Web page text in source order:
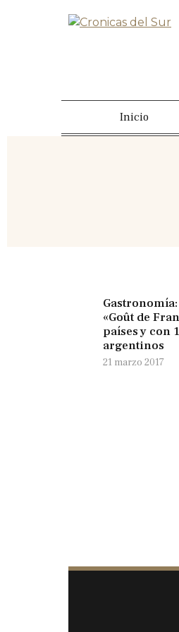
Inicio
«Goût de
países y con
argentinos
21 marzo 2017